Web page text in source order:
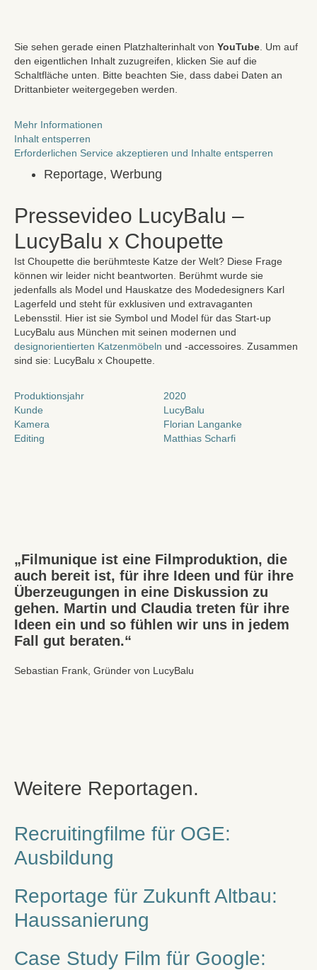
Sie sehen gerade einen Platzhalterinhalt von YouTube . Um auf
den eigentlichen Inhalt zuzugreifen, klicken Sie auf die
Schaltfläche unten. Bitte beachten Sie, dass dabei Daten an
Drittanbieter weitergegeben werden.
Mehr Informationen
Inhalt entsperren
Erforderlichen Service akzeptieren und Inhalte entsperren
Reportage, Werbung
Pressevideo LucyBalu –
LucyBalu x Choupette
Ist Choupette die berühmteste Katze der Welt? Diese Frage
können wir leider nicht beantworten. Berühmt wurde sie
jedenfalls als Model und Hauskatze des Modedesigners Karl
Lagerfeld und steht für exklusiven und extravaganten
Lebensstil. Hier ist sie Symbol und Model für das Start-up
LucyBalu aus München mit seinen modernen und
designorientierten Katzenmöbeln und -accessoires. Zusammen
sind sie: LucyBalu x Choupette.
Produktionsjahr
Kunde
Kamera
Editing
2020
LucyBalu
Florian Langanke
Matthias Scharfi
„Filmunique ist eine Filmproduktion, die
auch bereit ist, für ihre Ideen und für ihre
Überzeugungen in eine Diskussion zu
gehen. Martin und Claudia treten für ihre
Ideen ein und so fühlen wir uns in jedem
Fall gut beraten.“
Sebastian Frank , Gründer von LucyBalu
Weitere Reportagen.
Recruitingfilme für OGE:
Ausbildung
Reportage für Zukunft Altbau:
Haussanierung
Case Study Film für Google: